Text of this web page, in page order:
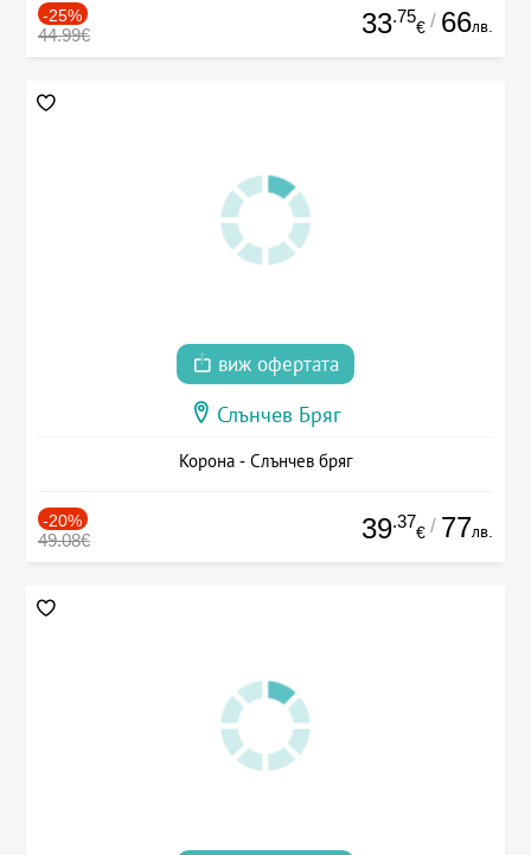
-25%
44.99€ 33.75
€ / 66лв.
виж офертата
Слънчев Бряг
Корона - Слънчев бряг
-20%
49.08€ 39.37
€ / 77лв.